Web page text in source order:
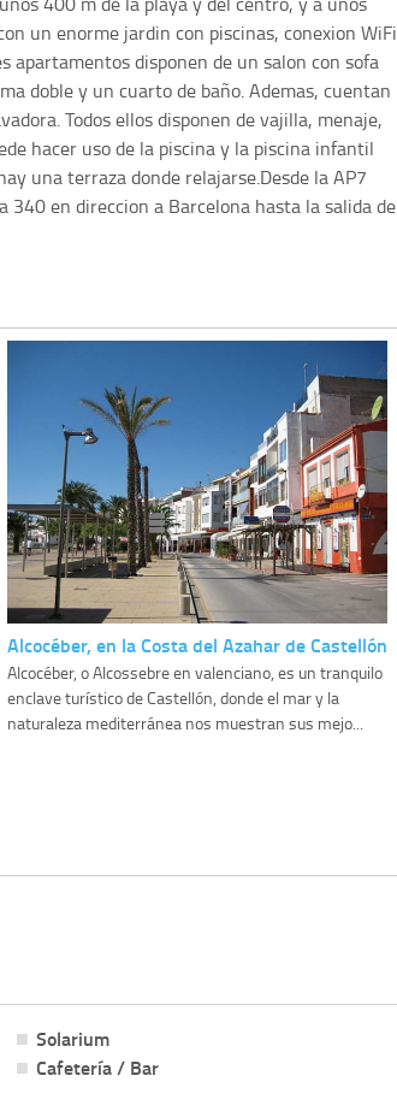
un enorme jardin con piscinas, conexion WiFi
apartamentos disponen de un salon con sofa
doble y un cuarto de baño. Ademas, cuentan
Todos ellos disponen de vajilla, menaje,
hacer uso de la piscina y la piscina infantil
una terraza donde relajarse.Desde la AP7
en direccion a Barcelona hasta la salida de
Alcocéber, en la Costa del Azahar de Castellón
Alcocéber, o Alcossebre en valenciano, es un tranquilo
enclave turístico de Castellón, donde el mar y la
naturaleza mediterránea nos muestran sus mejo...
Solarium
Cafetería / Bar